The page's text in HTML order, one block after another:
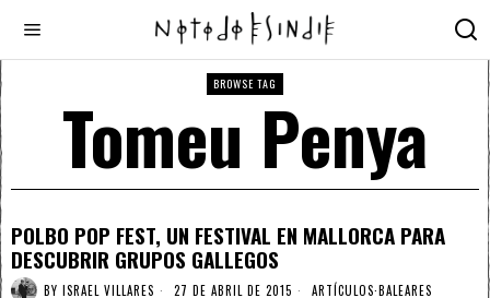
BROWSE TAG
Tomeu Penya
POLBO POP FEST, UN FESTIVAL EN MALLORCA PARA
DESCUBRIR GRUPOS GALLEGOS
BY ISRAEL VILLARES 27 DE ABRIL DE 2015 ARTÍCULOS·BALEARES